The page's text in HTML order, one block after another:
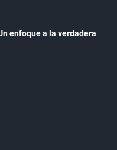
enfoque a la verdadera